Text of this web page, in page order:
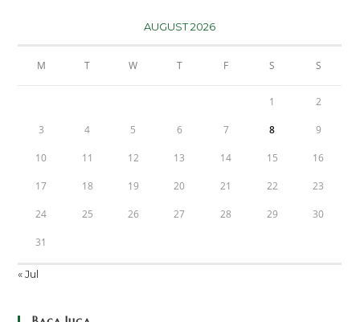
AUGUST 2026
M T W T F S S
1 2
3 4 5 6 7 8 9
10 11 12 13 14 15 16
17 18 19 20 21 22 23
24 25 26 27 28 29 30
31
« Jul